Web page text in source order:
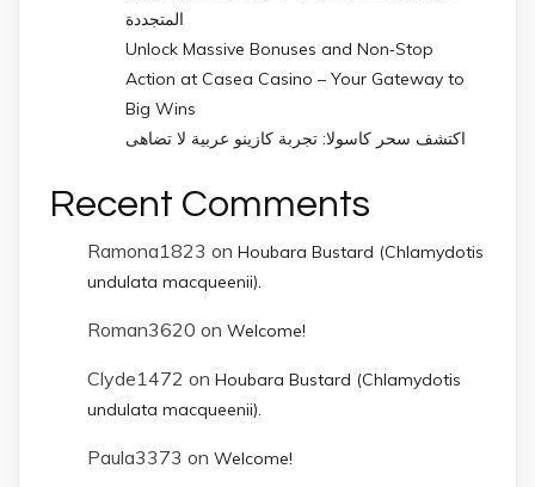
المتجددة
Unlock Massive Bonuses and Non‑Stop
Action at Casea Casino – Your Gateway to
Big Wins
اكتشف سحر كاسولا: تجربة كازينو عربية لا تضاهى
Recent Comments
Ramona1823 on Houbara Bustard (Chlamydotis
undulata macqueenii).
Roman3620 on Welcome!
Clyde1472 on Houbara Bustard (Chlamydotis
undulata macqueenii).
Paula3373 on Welcome!